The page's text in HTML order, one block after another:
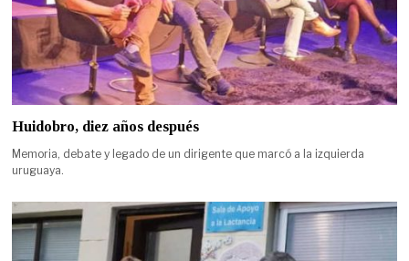
Huidobro, diez años después
Memoria, debate y legado de un dirigente que marcó a la izquierda
uruguaya.